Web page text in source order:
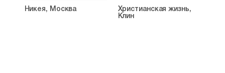
Никея, Москва
Христианская жизнь,
Клин